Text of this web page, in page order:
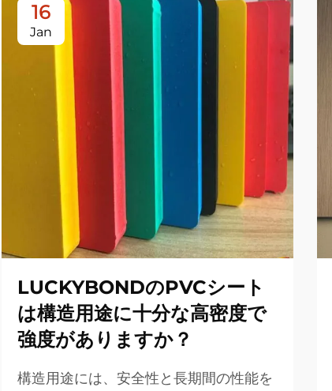
16
Jan
LUCKYBONDのPVCシート
は構造用途に十分な高密度で
強度がありますか？
構造用途には、安全性と長期間の性能を